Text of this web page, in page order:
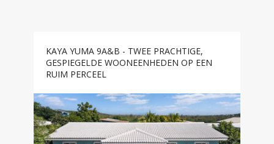
KAYA YUMA 9A&B - TWEE PRACHTIGE,
GESPIEGELDE WOONEENHEDEN OP EEN
RUIM PERCEEL